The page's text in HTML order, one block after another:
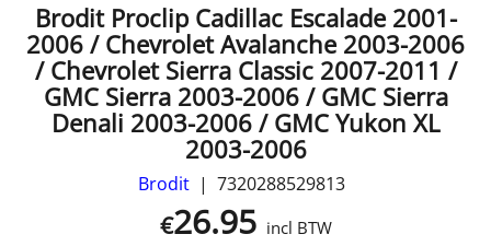
Brodit Proclip Cadillac Escalade 2001-
2006 / Chevrolet Avalanche 2003-2006
/ Chevrolet Sierra Classic 2007-2011 /
GMC Sierra 2003-2006 / GMC Sierra
Denali 2003-2006 / GMC Yukon XL
2003-2006
Brodit 7320288529813
€26.95 incl BTW